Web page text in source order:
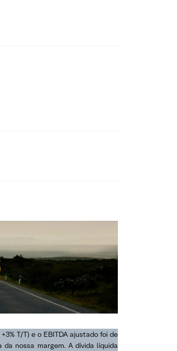
T/T) e o EBITDA ajustado foi de
da nossa margem. A dívida líquida